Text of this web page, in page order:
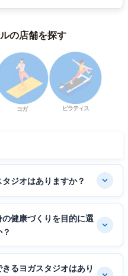
の店舗を探す
ヨガ ピラティス
ジオはありますか？
健康づくりを目的に選
るヨガスタジオはあり